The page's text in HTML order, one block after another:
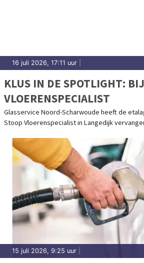
16 juli 2026, 17:11 uur
KLUS IN DE SPOTLIGHT:
VLOERENSPECIALIST
Glasservice Noord-Scharwoude heeft de
Stoop Vloerenspecialist in Langedijk
15 juli 2026, 9:25 uur